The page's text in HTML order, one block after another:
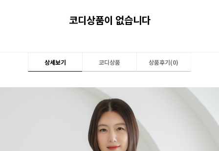
코디상품이 없습니다
상세보기 코디상품 상품후기(0)